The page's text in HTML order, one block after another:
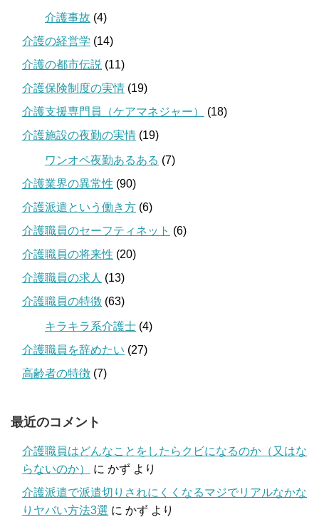
介護事故 (4)
介護の経営学 (14)
介護の都市伝説 (11)
介護保険制度の実情 (19)
介護支援専門員（ケアマネジャー）
(18)
介護施設の夜勤の実情 (19)
ワンオペ夜勤あるある (7)
介護業界の異常性 (90)
介護派遣という働き方 (6)
介護職員のセーフティネット (6)
介護職員の将来性 (20)
介護職員の求人 (13)
介護職員の特徴 (63)
キラキラ系介護士 (4)
介護職員を辞めたい (27)
高齢者の特徴 (7)
最近のコメント
介護職員はどんなことをしたらクビになるのか（又はな
らないのか）
に かず より
介護派遣で派遣切りされにくくなるマジでリアルなかな
りヤバい方法3選 に かず より